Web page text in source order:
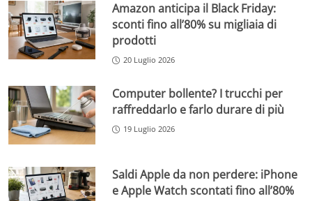
Amazon anticipa il Black Friday:
sconti fino all’80% su migliaia di
prodotti
20 Luglio 2026
Computer bollente? I trucchi per
raffreddarlo e farlo durare di più
19 Luglio 2026
Saldi Apple da non perdere: iPhone
e Apple Watch scontati fino all’80%